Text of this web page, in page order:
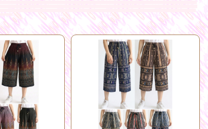
แขนยาวขายส่งราคาถูก ชุดแซกขายส่งราคาถูก เสื้อผ้าชีฟองขายส่งราคาถูก กางเกงอัดพลีทขายส่งราคาถูก โรงงานขายส่งเสื้อผ้าแฟชั่นราคาถูก เสื้อคลุม